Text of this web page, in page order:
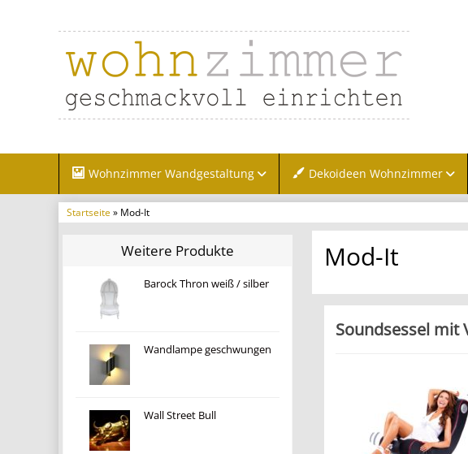
Wohnzimmer Wandgestaltung Dekoideen Wohnzimmer
Startseite» Mod-It
Weitere Produkte
Barock Thron weiß / silber
Wandlampe geschwungen
Wall Street Bull
Mod-It
Soundsessel mit